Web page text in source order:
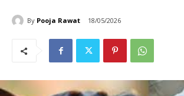
By Pooja Rawat 18/05/2026